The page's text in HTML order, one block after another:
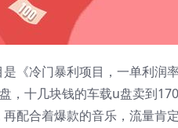
《冷门暴利项目，一单利润
，十几块钱的车载u盘卖到
配合着爆款的音乐，流量肯